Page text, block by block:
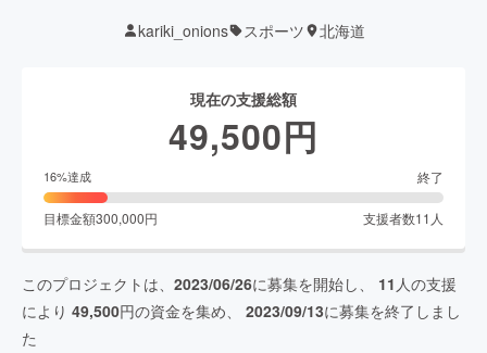
kariki_onions スポーツ 北海道
現在の支援総額
49,500円
16%達成 終了
目標金額300,000円 支援者数11 人
このプロジェクトは、 2023/06/26に募集を開始し、 11 人の支援
により 49,500円の資金を集め、 2023/09/13に募集を終了しまし
た